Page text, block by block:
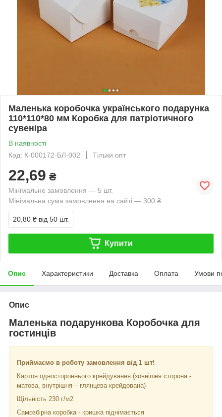
Маленька коробочка українського подарунка
110*110*80 мм Коробка для патріотичного
сувеніра
В наявності
Код: К-000172-БЛ-002
Тільки опт
22,69 ₴
Мінімальне замовлення — 5 шт.
Мінімальна сума замовлення на сайті — 300 ₴
20,80 ₴ від 50 шт.
Купити
Опис Характеристики Доставка Оплата Умови
Опис
Маленька подарункова Коробочка для
гостинців
Приймаємо в роботу замовлення від 1 шт!
Картон одностороннього крейдування (зовнішня сторона -
матова, внутрішня – глянцева крейдована)
Щільність 230 г/м2
Самозбірна коробка - кришка піднімається